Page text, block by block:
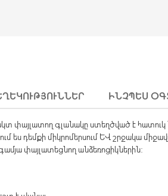
ԻՆՉՊԵՍ
փայլատող գլանակը ստեղծված է
ես դեմքի միկրոմերսում և շրջակա
փայլատեցնող անձեռոցիկներին: